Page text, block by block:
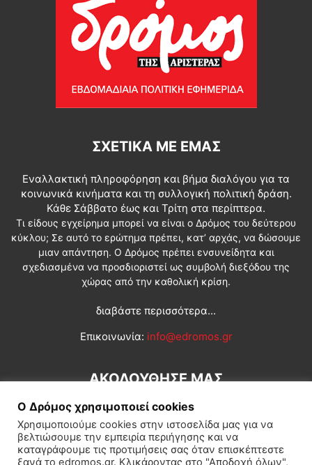
ΣΧΕΤΙΚΆ ΜΕ ΕΜΆΣ
Εναλλακτική πληροφόρηση και βήμα διαλόγου για τα
κοινωνικά κινήματα και τη συλλογική πολιτική δράση.
Κάθε Σάββατο έως και Τρίτη στα περίπτερα.
Τι είδους εγχείρημα μπορεί να είναι ο Δρόμος του δεύτερου
κύκλου; Σε αυτό το ερώτημα πρέπει, κατ’ αρχάς, να δώσουμε
μιαν απάντηση. Ο Δρόμος πρέπει ενσυνείδητα και
σχεδιασμένα να προσδιοριστεί ως συμβολή διεξόδου της
χώρας από την καθολική κρίση.
διαβάστε περισσότερα...
Επικοινωνία: info@edromos.gr
ΑΚΟΛΟΥΘΗΣΕ ΜΑΣ
Ο Δρόμος χρησιμοποιεί cookies
Χρησιμοποιούμε cookies στην ιστοσελίδα μας για να
βελτιώσουμε την εμπειρία περιήγησης και να
καταγράφουμε τις προτιμήσεις σας όταν επισκέπτεστε
ξανά το edromos.gr. Κλικάροντας στο "Αποδοχή όλων",